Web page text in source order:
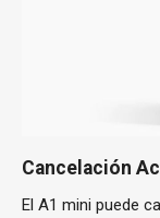
Cancelación
El A1 mini puede